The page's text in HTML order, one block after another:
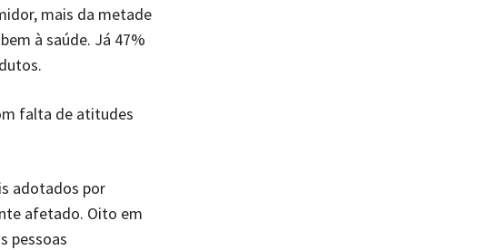
mais da metade
à saúde. Já 47%
falta de atitudes
adotados por
afetado. Oito em
pessoas